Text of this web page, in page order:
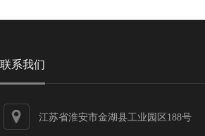
联系我们
江苏省淮安市金湖县工业园区188号